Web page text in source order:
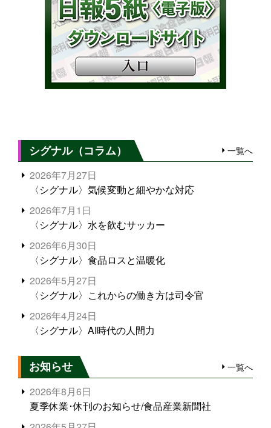
シグナル（コラム） 一覧へ
2026年7月27日
〈シグナル〉気候変動と細やかな対応
2026年7月1日
〈シグナル〉水を飲むサッカー
2026年6月30日
〈シグナル〉食品ロスと温暖化
2026年5月27日
〈シグナル〉これからの働き方は司令官
2026年4月24日
〈シグナル〉AI時代の人間力
お知らせ 一覧へ
2026年8月6日
夏季休業･休刊のお知らせ/食品産業新聞社